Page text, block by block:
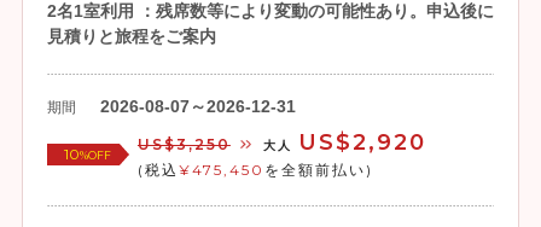
2名1室利用 ：残席数等により変動の可能性あり。申込後に
見積りと旅程をご案内
期間 2026-08-07～2026-12-31
10%OFF
US$3,250 大人 US$2,920
(税込 ¥475,450 を全額前払い)